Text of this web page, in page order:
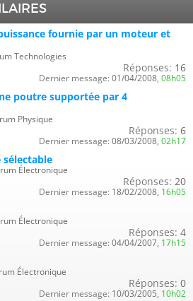
fournie par un moteur et
Technologies
Réponses: 16
Dernier message: 01/04/2008, 08h05
poutre supportée par 4
Physique
Réponses: 6
Dernier message: 08/03/2008, 02h17
sélectable
Électronique
Réponses: 20
Dernier message: 18/02/2008, 16h05
Électronique
Réponses: 4
Dernier message: 04/04/2007, 17h15
Électronique
Réponses: 0
Dernier message: 10/03/2005, 10h02